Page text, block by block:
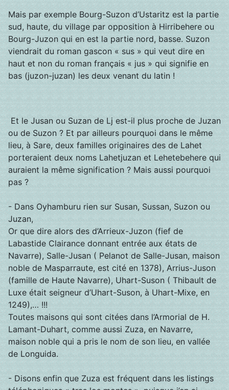
Mais par exemple Bourg-Suzon d’Ustaritz est la partie
sud, haute, du village par opposition à Hirribehere ou
Bourg-Juzon qui en est la partie nord, basse. Suzon
viendrait du roman gascon « sus » qui veut dire en
haut et non du roman français « jus » qui signifie en
bas (juzon-juzan) les deux venant du latin !
Et le Jusan ou Suzan de Lj est-il plus proche de Juzan
ou de Suzon ? Et par ailleurs pourquoi dans le même
lieu, à Sare, deux familles originaires des de Lahet
porteraient deux noms Lahetjuzan et Lehetebehere qui
auraient la même signification ? Mais aussi pourquoi
pas ?
- Dans Oyhamburu rien sur Susan, Sussan, Suzon ou
Juzan,
Or que dire alors des d’Arrieux-Juzon (fief de
Labastide Clairance donnant entrée aux états de
Navarre), Salle-Jusan ( Pelanot de Salle-Jusan, maison
noble de Masparraute, est cité en 1378), Arrius-Juson
(famille de Haute Navarre), Uhart-Suson ( Thibault de
Luxe était seigneur d’Uhart-Suson, à Uhart-Mixe, en
1249),… !!!
Toutes maisons qui sont citées dans l’Armorial de H.
Lamant-Duhart, comme aussi Zuza, en Navarre,
maison noble qui a pris le nom de son lieu, en vallée
de Longuida.
- Disons enfin que Zuza est fréquent dans les listings